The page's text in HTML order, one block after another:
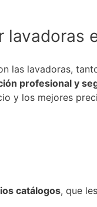
lavadoras
las lavadoras,
profesional y
y los mejores
catálogos, que